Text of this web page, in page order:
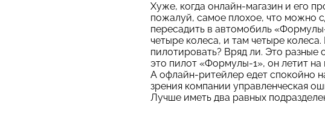
Хуже, когда онлайн-магазин и его
пожалуй, самое плохое, что можно
пересадить в автомобиль
четыре колеса, и там четыре
пилотировать? Вряд ли. Это разные
это пилот «Формулы-1», он летит
А офлайн-ритейлер едет спокойно
зрения компании управленческая
Лучше иметь два равных